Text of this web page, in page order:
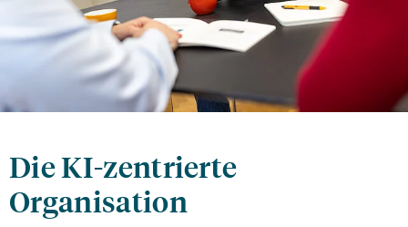
Die KI-zentrierte
Organisation